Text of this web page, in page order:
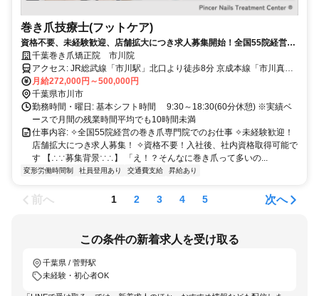
巻き爪技療士(フットケア)
資格不要、未経験歓迎、店舗拡大につき求人募集開始！全国55院経営の
巻き爪専門院で働きませんか？
千葉巻き爪矯正院 市川院
アクセス: JR総武線「市川駅」北口より徒歩8分 京成本線「市川真間
駅」北口より徒歩6分
月給272,000円～500,000円
千葉県市川市
勤務時間・曜日: 基本シフト時間 9:30～18:30(60分休憩) ※実績ベ
ースで月間の残業時間平均でも10時間未満
仕事内容: ✧全国55院経営の巻き爪専門院でのお仕事 ✧未経験歓迎！
店舗拡大につき求人募集！ ✧資格不要！入社後、社内資格取得可能で
す 【∴∵募集背景∵∴】 「え！？そんなに巻き爪って多いの...
変形労働時間制 社員登用あり 交通費支給 昇給あり
前へ 1 2 3 4 5 次へ
この条件の新着求人を受け取る
千葉県 / 菅野駅
未経験・初心者OK